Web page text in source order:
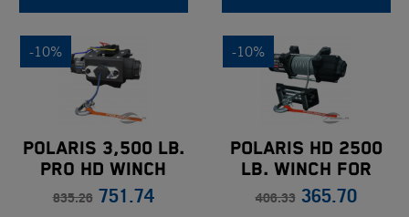
-10%
Polaris 3,500 Lb.
Pro HD Winch
SPORTSMAN®
835.26 751.74
-10%
POLARIS HD 2500
LB. WINCH FOR
SPORTMAN
406.33 365.70